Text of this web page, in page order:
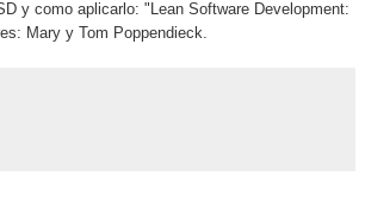
y como aplicarlo: "Lean Software Development:
Mary y Tom Poppendieck.